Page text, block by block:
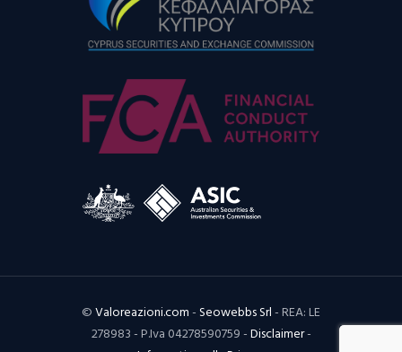
©Valoreazioni.com-Seowebbs Srl- REA: LE
278983 - P.Iva 04278590759 -Disclaimer-